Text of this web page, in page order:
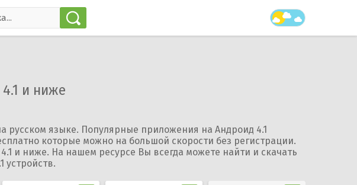
и ниже
русском языке. Популярные приложения на Андроид 4.1
которые можно на большой скорости без регистрации.
и ниже. На нашем ресурсе Вы всегда можете найти и скачать
устройств.